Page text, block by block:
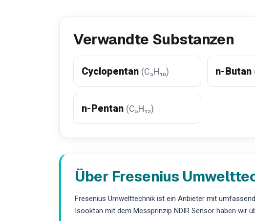
Verwandte Substanzen
Cyclopentan (C₅H₁₀) n-Butan
n-Pentan (C₅H₁₂)
Über Fresenius
Fresenius Umwelttechnik ist ein Anbieter mit
Isooktan mit dem Messprinzip NDIR Sensor haben wir